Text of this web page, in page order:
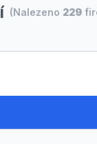
(Nalezeno 229